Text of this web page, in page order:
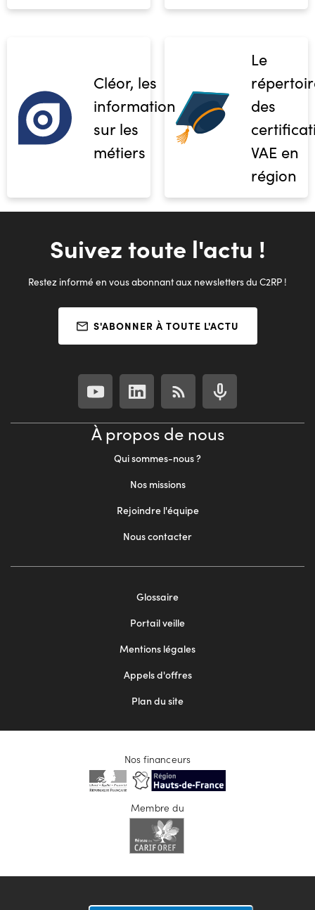
Cléor, les
informations
sur les
métiers
Le
des
VAE en
région
Suivez toute l'actu !
Restez informé en vous abonnant aux newsletters du C2RP !
S'ABONNER À TOUTE L'ACTU
À propos de nous
Qui sommes-nous ?
Nos missions
Rejoindre l'équipe
Nous contacter
Glossaire
Portail veille
Mentions légales
Appels d'offres
Plan du site
Nos financeurs
Membre du